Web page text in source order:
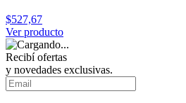
$527,67
Ver producto
Recibí ofertas
y novedades exclusivas.